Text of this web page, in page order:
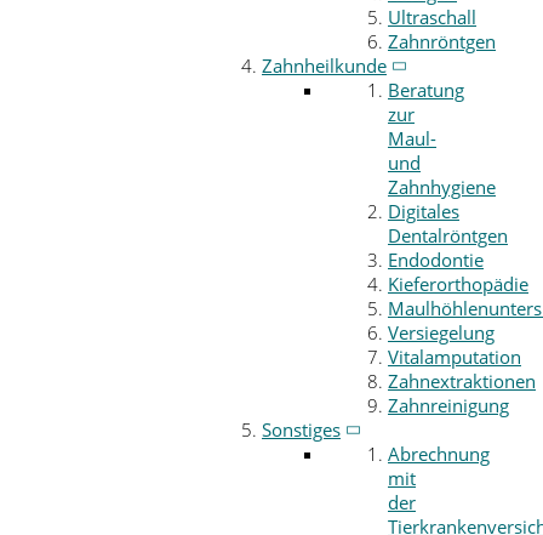
Ultraschall
Zahnröntgen
Zahnheilkunde
Beratung
zur
Maul-
und
Zahnhygiene
Digitales
Dentalröntgen
Endodontie
Kieferorthopädie
Versiegelung
Vitalamputation
Zahnextraktionen
Zahnreinigung
Sonstiges
Abrechnung
mit
der